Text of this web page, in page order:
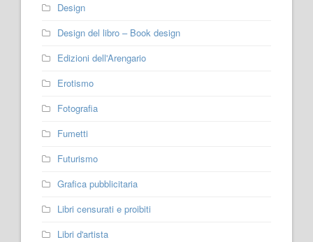
Design
Design del libro – Book design
Edizioni dell'Arengario
Erotismo
Fotografia
Fumetti
Futurismo
Grafica pubblicitaria
Libri censurati e proibiti
Libri d'artista